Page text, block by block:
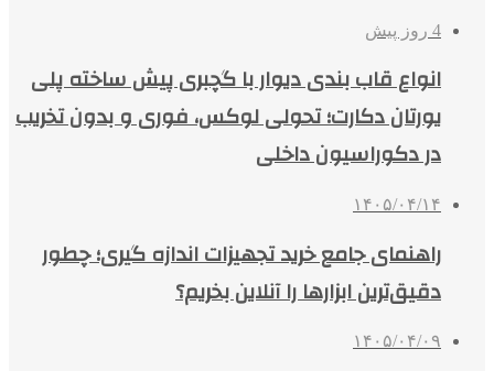
4 روز پیش
انواع قاب بندی دیوار با گچبری پیش ساخته پلی
یورتان دکارت؛ تحولی لوکس، فوری و بدون تخریب
در دکوراسیون داخلی
۱۴۰۵/۰۴/۱۴
راهنمای جامع خرید تجهیزات اندازه گیری؛ چطور
دقیق‌ترین ابزارها را آنلاین بخریم؟
۱۴۰۵/۰۴/۰۹